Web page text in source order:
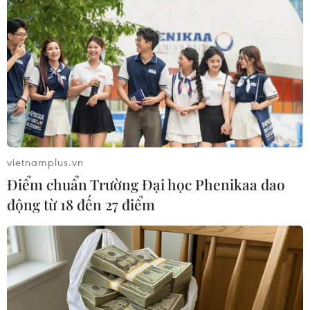
kết.
Trong khi đó, chi phí xử lý rác được thanh toán
theo tiến độ thực hiện các công trình cơ sở hạ
tầng của Công ty VWS là thực hiện chưa đúng
Nghị định 60/2003/NĐ-CP ngày 6/6/2003 của
Chính phủ quy định chi tiết và hướng dẫn Luật
Ngân sách Nhà nước.
Quan điểm nêu trên của Bộ Tài chính đã được
Thanh tra Chính phủ thống nhất, đồng thời phù
hợp với nhận xét của Kiểm toán Nhà nước tại
văn bản số 156/KTNN -TH ngày 24/7/2009.
Còn tại Báo cáo số 246/BC-TTCP ngày 27/2/2017,
Thanh tra Chính phủ nêu rõ, việc định giá và ký
kết hợp đồng bằng USD và thanh toán theo tỷ
vietnamplus.vn
Điểm chuẩn Trường Đại học Phenikaa dao
động từ 18 đến 27 điểm